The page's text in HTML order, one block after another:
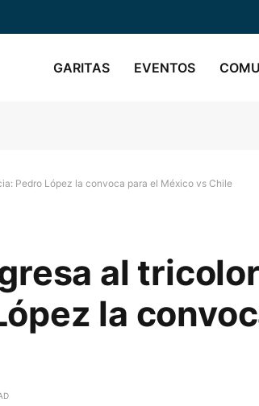
GARITAS EVENTOS
Pedro López la convoca para el México vs Chile
al
la